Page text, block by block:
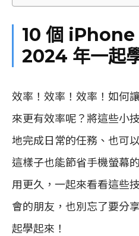
10 個 iPhone
2024 年一起
效率！效率！效率！如何
來更有效率呢？將這些小
地完成日常的任務、也可
這樣子也能節省手機螢幕
用更久，一起來看看這些
會的朋友，也別忘了要分
起學起來！